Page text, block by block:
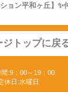
ョン平和ヶ丘】
ジトップに戻
:9：00～19：00
休日:水曜日